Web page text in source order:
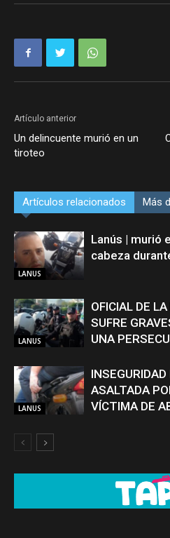
Artículo anterior
Un delincuente murió en un
tiroteo
Artículos relacionados Más
LANUS
Lanús | murió
cabeza
LANUS
OFICIAL DE
SUFRE
UNA
LANUS
ASALTADA
VÍCTIMA DE